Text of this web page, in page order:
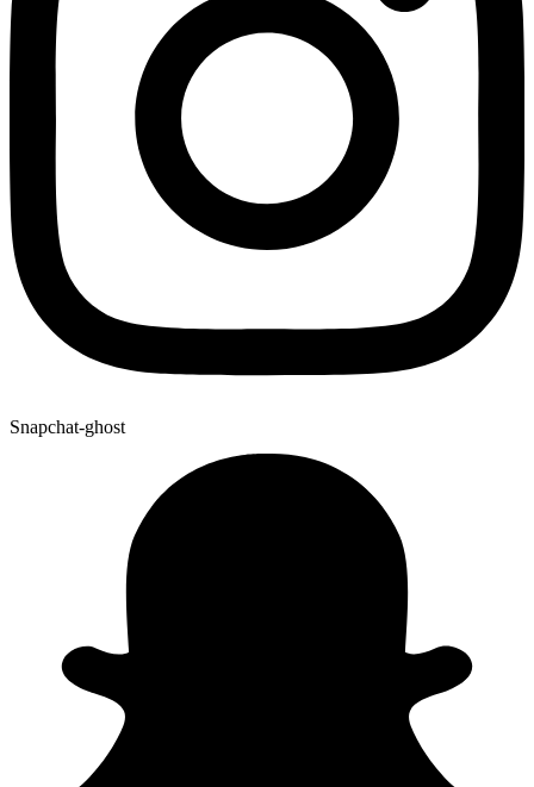
Snapchat-ghost